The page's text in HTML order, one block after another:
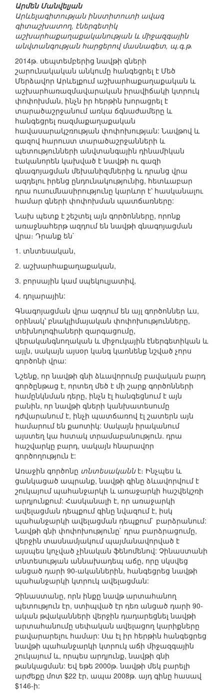
Արմեն Մանվելյան
Արևելագիտության ինստիտուտի ավագ
գիտաշխատող, էներգետիկ
աշխարհաքաղաքականության և միջազգային
անվտանգության հարցերով մասնագետ, պ.գ.թ.
2014թ. սեպտեմբերից նավթի գների
շարունակական անկումը հանգեցրել է Մեծ
Մերձավոր Արևելքում աշխարհաքաղաքական և
աշխարհառազմավարական իրավիճակի կտրուկ
փոփոխման, ինչն իր հերթին խորացրել է
տարածաշրջանում առկա ճգնաժամերը և
հանգեցրել ռազմաքաղաքական
հավասարակշռության փոփոխության: Նավթով և
գազով հարուստ տարածաշրջանների և
պետությունների անվտանգային դինամիկան
էականորեն կախված է նավթի ու գազի
գնագոյացման մեխանիզմներից և դրանց վրա
ազդելու իրենց ընդունակությունից, հետևաբար
դրա ուսումնասիրությունը կարևոր է՝ հասկանալու
համար գների փոփոխման պատճառները:
Նախ պետք է շեշտել այն գործոնները, որոնք
առաջնահերթ ազդում են նավթի գնագոյացման
վրա։ Դրանք են`
1. տնտեսական,
2. աշխարհաքաղաքական,
3. բորսային կամ սպեկուլյատիվ,
4. դոլարային:
Գնագոյացման վրա ազդում են այլ գործոններ ևս,
օրինակ՝ բնակլիմայական փոփոխությունները,
տեխնոլոգիաների զարգացումը,
վերականգնողական և միջուկային էներգետիկան և
այլն, սակայն այսօր կանգ կառնենք նշված չորս
գործոնի վրա:
Նշենք, որ նավթի գնի ձևավորումը բավական բարդ
գործընթաց է, որտեղ մեծ է մի շարք գործոնների
համընկնման դերը, ինչն էլ հանգեցնում է այն
բանին, որ նավթի գների կանխատեսումը
դժվարանում է, ինչի պատճառով էլ շատերն այն
համարում են քաոտիկ: Սակայն իրականում
այստեղ կա հստակ տրամաբանություն. դրա
հաշվարկը բարդ, սակայն հնարավոր
գործողություն է:
Առաջին գործոնը տնտեսականնէ։ Ինչպես և
ցանկացած ապրանք, նավթի գինը ձևավորվում է
շուկայում պահանջարկի և առաջարկի հաշվեկշռի
արդյունքում: Հասկանալի է, որ առաջարկի
ավելացման դեպքում գինը նվազում է, իսկ
պահանջարկի ավելացման դեպքում` բարձրանում:
Նավթի գնի փոփոխությունը` դրա բարձրացումը,
վերջին տասնամյակում պայմանավորված է
այսպես կոչված չինական ֆենոմենով: Չինաստանի
տնտեսության աննախադեպ աճը, որը սկսվեց
անցած դարի 90-ականներին, հանգեցրեց նավթի
պահանջարկի կտրուկ ավելացման:
Չինաստանը, որն ինքը նավթ արտահանող
պետություն էր, ստիպված էր դեռ անցած դարի 90-
ական թվականների վերջին դադարեցնել նավթի
արտահանումը սեփական ավելացող կարիքները
բավարարելու համար: Սա էլ իր հերթին հանգեցրեց
նավթի պահանջարկի կտրուկ աճի միջազգային
շուկայում և, որպես արդյունք, նավթի գնի
թանկացման: Եվ եթե 2000թ. նավթի մեկ բարելի
արժեքը մոտ $22 էր, ապա 2008թ. այդ գինը հասավ
$146-ի: